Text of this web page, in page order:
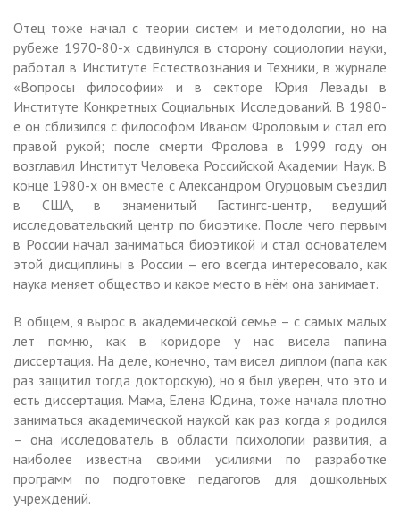
Отец тоже начал с теории систем и методологии, но на
рубеже 1970-80-х сдвинулся в сторону социологии науки,
работал в Институте Естествознания и Техники, в журнале
«Вопросы философии» и в секторе Юрия Левады в
Институте Конкретных Социальных Исследований. В 1980-
е он сблизился с философом Иваном Фроловым и стал его
правой рукой; после смерти Фролова в 1999 году он
возглавил Институт Человека Российской Академии Наук. В
конце 1980-х он вместе с Александром Огурцовым съездил
в США, в знаменитый Гастингс-центр, ведущий
исследовательский центр по биоэтике. После чего первым
в России начал заниматься биоэтикой и стал основателем
этой дисциплины в России – его всегда интересовало, как
наука меняет общество и какое место в нём она занимает.
В общем, я вырос в академической семье – с самых малых
лет помню, как в коридоре у нас висела папина
диссертация. На деле, конечно, там висел диплом (папа как
раз защитил тогда докторскую), но я был уверен, что это и
есть диссертация. Мама, Елена Юдина, тоже начала плотно
заниматься академической наукой как раз когда я родился
– она исследователь в области психологии развития, а
наиболее известна своими усилиями по разработке
программ по подготовке педагогов для дошкольных
учреждений.